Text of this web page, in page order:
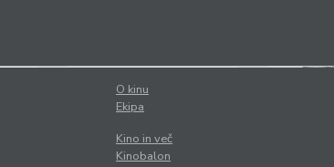
O kinu
Ekipa
Kino in več
Kinobalon